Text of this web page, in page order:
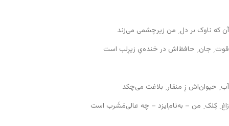
آن که ناوک بر دل ِ من زیر‌چشمی می‌زند
قوت ِ جان ِ حافظ‌اش در خنده‌یِ زیرِلب است
آب ِ حیوان‌اش زِ منقار ِ بلاغت می‌چکد
زاغ ِ کِلک ِ من – به‌نام‌ایزد – چه عالی‌مَشَرب است